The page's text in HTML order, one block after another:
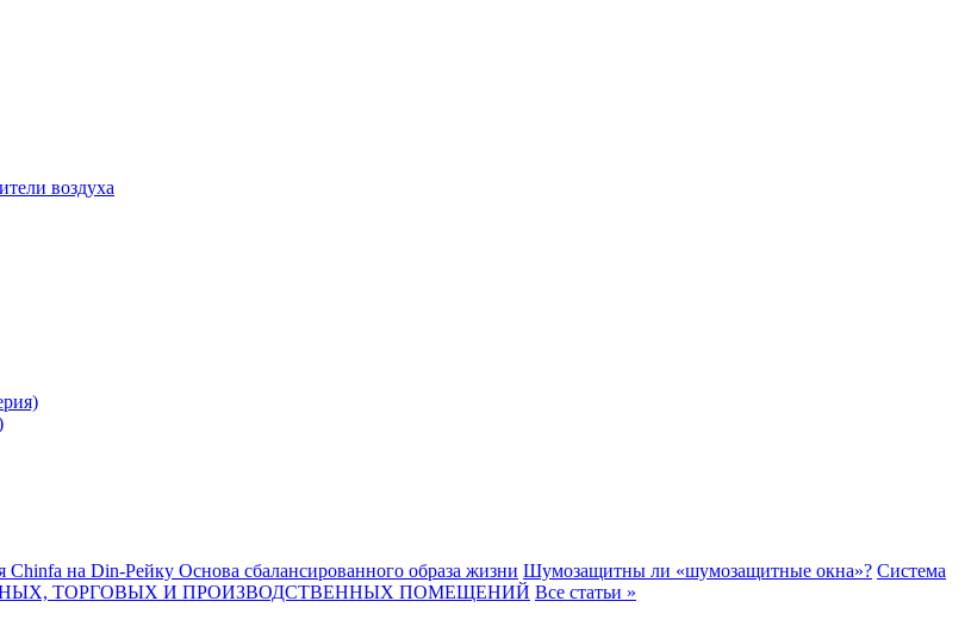
воздуха
Chinfa на Din-Рейку Основа сбалансированного образа жизни Шумозащитны ли «шумозащитные окна»? Система
ТОРГОВЫХ И ПРОИЗВОДСТВЕННЫХ ПОМЕЩЕНИЙ Все статьи »